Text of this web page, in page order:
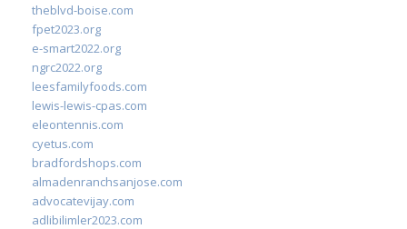
theblvd-boise.com
fpet2023.org
e-smart2022.org
ngrc2022.org
leesfamilyfoods.com
lewis-lewis-cpas.com
eleontennis.com
cyetus.com
bradfordshops.com
almadenranchsanjose.com
advocatevijay.com
adlibilimler2023.com